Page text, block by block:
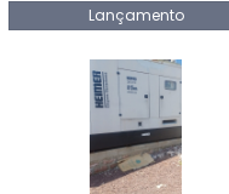
Lançamento